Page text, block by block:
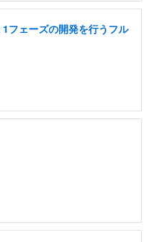
フェーズの開発を行うフル